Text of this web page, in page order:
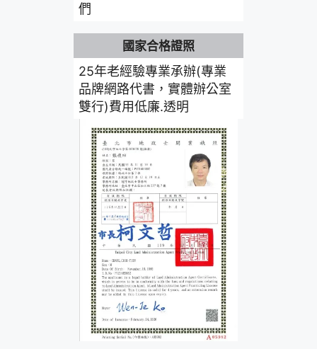
們
國家合格證照
25年老經驗專業承辦(專業
品牌網路代書，實體辦公室
雙行)費用低廉.透明